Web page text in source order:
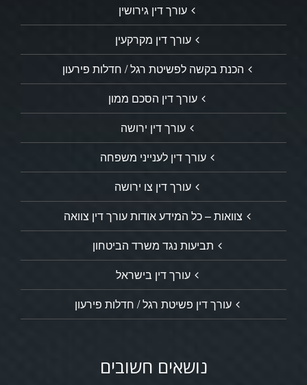
עורך דין גירושין
עורך דין מקרקעין
הכנת בקשה לפשיטת רגל / חדלות פירעון
עורך דין הסכם ממון
עורך דין ירושה
עורך דין לענייני משפחה
עורך דין צו ירושה
צוואות – כל המידע אודות עורך דין צוואה
תביעות נגד משרד הביטחון
עורך דין בישראל
עורך דין פשיטת רגל / חדלות פירעון
נושאים חשובים